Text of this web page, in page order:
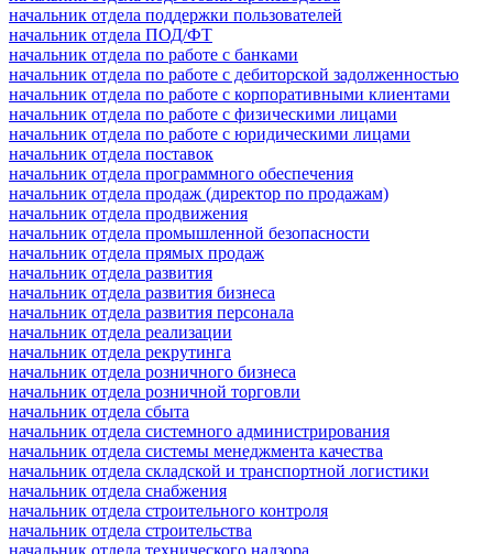
начальник отдела поддержки пользователей
начальник отдела ПОД/ФТ
начальник отдела по работе с банками
начальник отдела по работе с дебиторской задолженностью
начальник отдела по работе с корпоративными клиентами
начальник отдела по работе с физическими лицами
начальник отдела по работе с юридическими лицами
начальник отдела поставок
начальник отдела программного обеспечения
начальник отдела продаж (директор по продажам)
начальник отдела продвижения
начальник отдела промышленной безопасности
начальник отдела прямых продаж
начальник отдела развития
начальник отдела развития бизнеса
начальник отдела развития персонала
начальник отдела реализации
начальник отдела рекрутинга
начальник отдела розничного бизнеса
начальник отдела розничной торговли
начальник отдела сбыта
начальник отдела системного администрирования
начальник отдела системы менеджмента качества
начальник отдела складской и транспортной логистики
начальник отдела снабжения
начальник отдела строительного контроля
начальник отдела строительства
начальник отдела технического надзора